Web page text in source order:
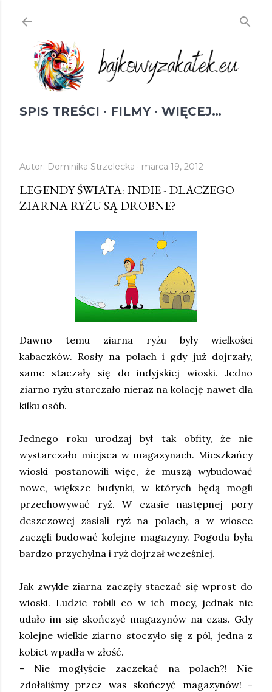
SPIS TREŚCI FILMY WIĘCEJ…
Autor: Dominika Strzelecka marca 19, 2012
LEGENDY ŚWIATA: INDIE - DLACZEGO
ZIARNA RYŻU SĄ DROBNE?
Dawno temu ziarna ryżu były wielkości
kabaczków. Rosły na polach i gdy już dojrzały,
same staczały się do indyjskiej wioski. Jedno
ziarno ryżu starczało nieraz na kolację nawet dla
kilku osób.
Jednego roku urodzaj był tak obfity, że nie
wystarczało miejsca w magazynach. Mieszkańcy
wioski postanowili więc, że muszą wybudować
nowe, większe budynki, w których będą mogli
przechowywać ryż. W czasie następnej pory
deszczowej zasiali ryż na polach, a w wiosce
zaczęli budować kolejne magazyny. Pogoda była
bardzo przychylna i ryż dojrzał wcześniej.
Jak zwykle ziarna zaczęły staczać się wprost do
wioski. Ludzie robili co w ich mocy, jednak nie
udało im się skończyć magazynów na czas. Gdy
kolejne wielkie ziarno stoczyło się z pól, jedna z
kobiet wpadła w złość.
- Nie mogłyście zaczekać na polach?! Nie
zdołaliśmy przez was skończyć magazynów! -